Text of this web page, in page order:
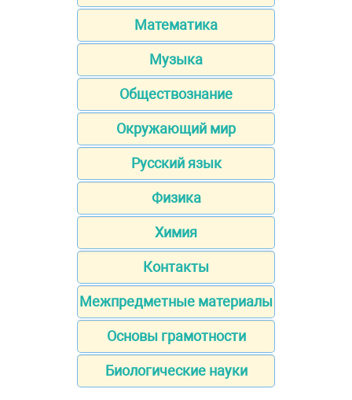
Математика
Музыка
Обществознание
Окружающий мир
Русский язык
Физика
Химия
Контакты
Межпредметные материалы
Основы грамотности
Биологические науки